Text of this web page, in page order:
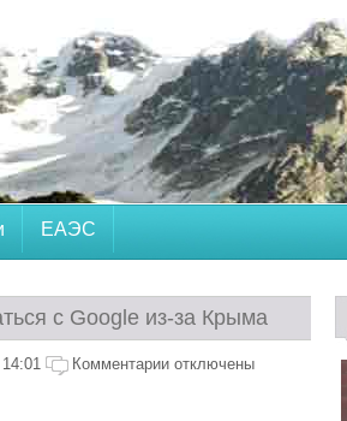
ЕАЭС
с Google из-за Крыма
Комментарии отключены